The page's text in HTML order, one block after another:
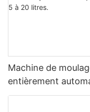
Machine de
entièrement
bouteilles d'eau en